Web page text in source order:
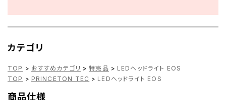
カテゴリ
TOP > おすすめカテゴリ > 特売品 > LEDヘッドライト EOS
TOP > PRINCETON TEC > LEDヘッドライト EOS
商品仕様